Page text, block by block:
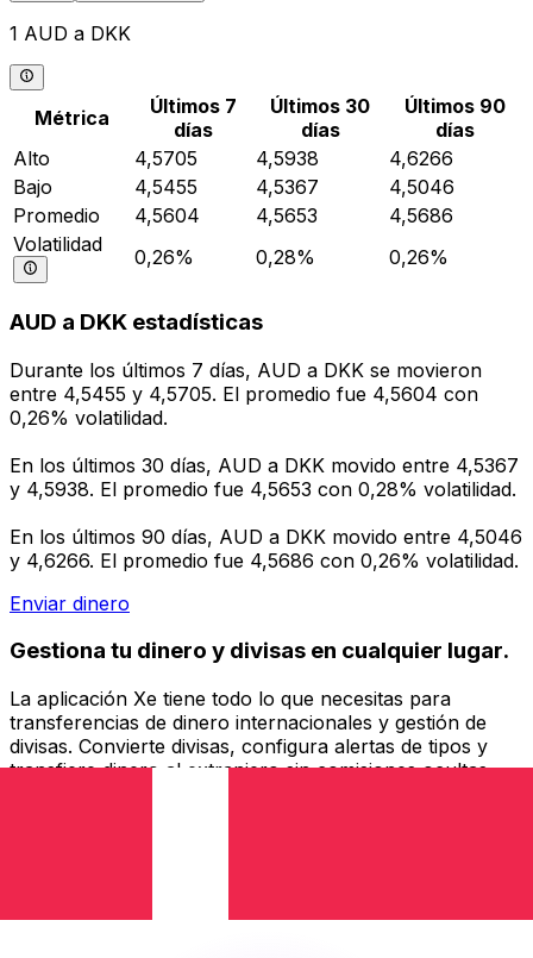
1 AUD a DKK
Métrica
Últimos 7
días
Últimos 30
días
Últimos 90
días
Alto
4,5705 4,5938
4,6266
Bajo
4,5455 4,5367
4,5046
Promedio
4,5604 4,5653
4,5686
Volatilidad
0,26% 0,28% 0,26%
AUD a DKK estadísticas
Durante los últimos 7 días, AUD a DKK se movieron
entre 4,5455 y 4,5705. El promedio fue 4,5604 con
0,26% volatilidad.
En los últimos 30 días, AUD a DKK movido entre 4,5367
y 4,5938. El promedio fue 4,5653 con 0,28% volatilidad.
En los últimos 90 días, AUD a DKK movido entre 4,5046
y 4,6266. El promedio fue 4,5686 con 0,26% volatilidad.
Enviar dinero
Gestiona tu dinero y divisas en cualquier lugar.
La aplicación Xe tiene todo lo que necesitas para
transferencias de dinero internacionales y gestión de
divisas. Convierte divisas, configura alertas de tipos y
transfiere dinero al extranjero sin comisiones ocultas.